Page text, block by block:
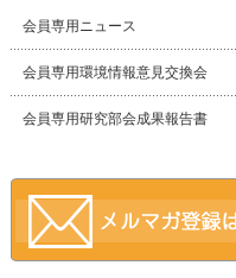
会員専用ニュース
会員専用環境情報意見交換会
会員専用研究部会成果報告書